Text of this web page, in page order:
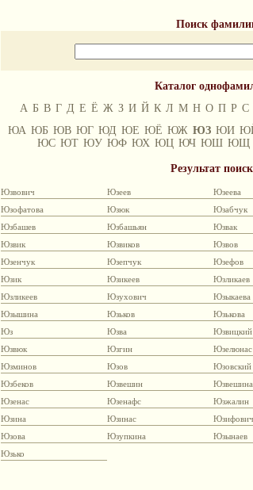
Поиск
Каталог
А Б В Г Д Е Ё Ж З И Й К Л М Н О П Р С
ЮА ЮБ ЮВ ЮГ ЮД ЮЕ ЮЁ ЮЖ ЮЗ ЮИ
ЮС ЮТ ЮУ ЮФ ЮХ ЮЦ ЮЧ ЮШ ЮЩ
Результат
Юзвович Юзеев Юзеева
Юзофатова
Юзюк Юзабчук
Юзбашев
Юзбашьян Юзвак
Юзвик
Юзвиков Юзвов
Юзенчук
Юзепчук Юзефов
Юзик
Юзикеев Юзликаев
Юзликеев
Юзухович Юзыкаева
Юзышина
Юзьков Юзькова
Юз
Юзва Юзвицкий
Юзвюк
Юзгин Юзелюнас
Юзминов
Юзов Юзовский
Юзбеков
Юзвешин Юзвешина
Юзенас
Юзенафс Юзжалин
Юзина
Юзинас Юзифович
Юзова
Юзупкина Юзынаев
Юзько